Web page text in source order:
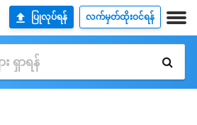
ပြုလုပ်ရန် လက်မှတ်ထိုးဝင်ရန်